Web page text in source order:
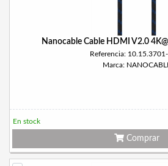
Nanocable Cable HDMI V2.0
Referencia:
Marca:
En stock
Comprar